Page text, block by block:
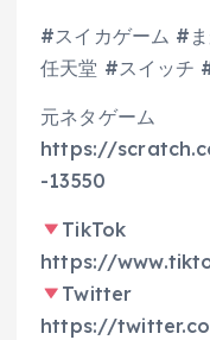
#スイカゲーム #
任天堂 #スイッチ
元ネタゲーム
https://
-13550
TikTok
https://
Twitter
https://